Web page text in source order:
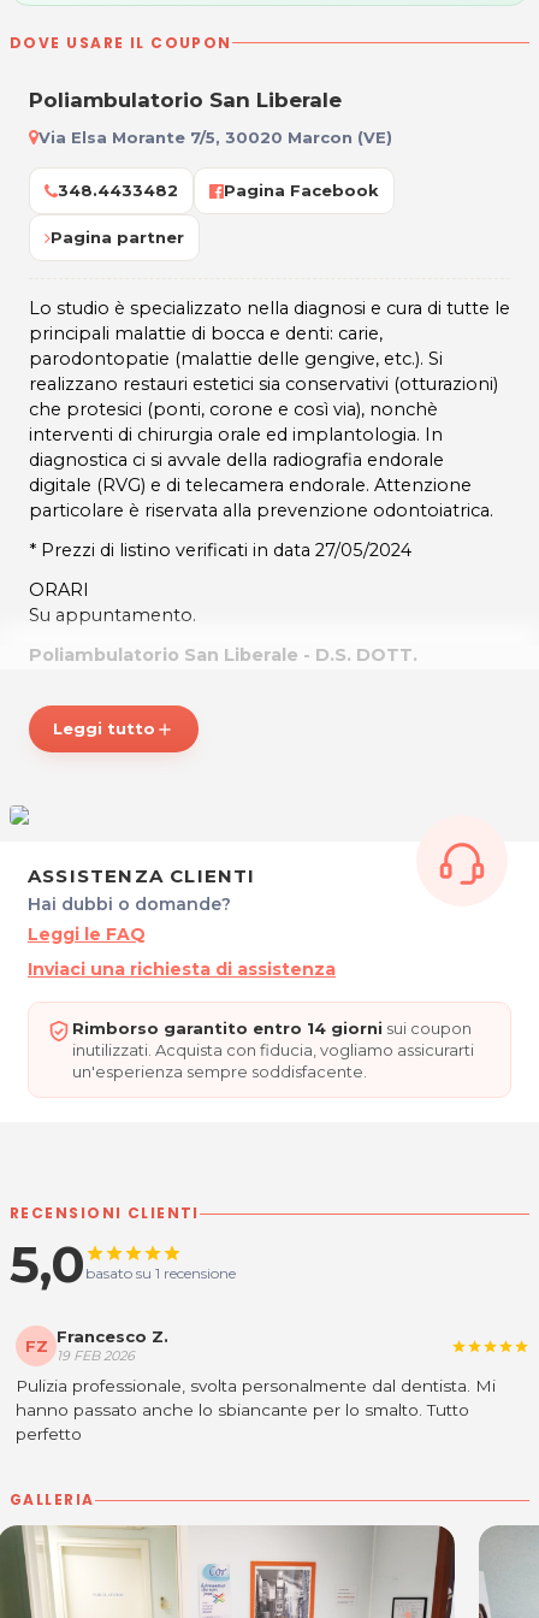
DOVE USARE IL COUPON
Poliambulatorio San Liberale
Via Elsa Morante 7/5, 30020 Marcon (VE)
348.4433482 Pagina Facebook
Pagina partner
Lo studio è specializzato nella diagnosi e cura di tutte le
principali malattie di bocca e denti: carie,
parodontopatie (malattie delle gengive, etc.). Si
realizzano restauri estetici sia conservativi (otturazioni)
che protesici (ponti, corone e così via), nonchè
interventi di chirurgia orale ed implantologia. In
diagnostica ci si avvale della radiografia endorale
digitale (RVG) e di telecamera endorale. Attenzione
particolare è riservata alla prevenzione odontoiatrica.
* Prezzi di listino verificati in data 27/05/2024
ORARI
Su appuntamento.
Poliambulatorio San Liberale - D.S. DOTT.
Via Elsa Morante, 7/5
30020 Marcon (VE)
Tel. 348 4433482
Leggi tutto add
ASSISTENZA CLIENTI
Hai dubbi o domande?
Leggi le FAQ
Inviaci una richiesta di assistenza
Rimborso garantito entro 14 giorni sui coupon
inutilizzati. Acquista con fiducia, vogliamo assicurarti
un'esperienza sempre soddisfacente.
RECENSIONI CLIENTI
5,0starstarstarstarstar
basato su 1 recensione
FZ Francesco Z.
19 FEB 2026
starstarstarstarstar
Pulizia professionale, svolta personalmente dal dentista. Mi
hanno passato anche lo sbiancante per lo smalto. Tutto
perfetto
GALLERIA